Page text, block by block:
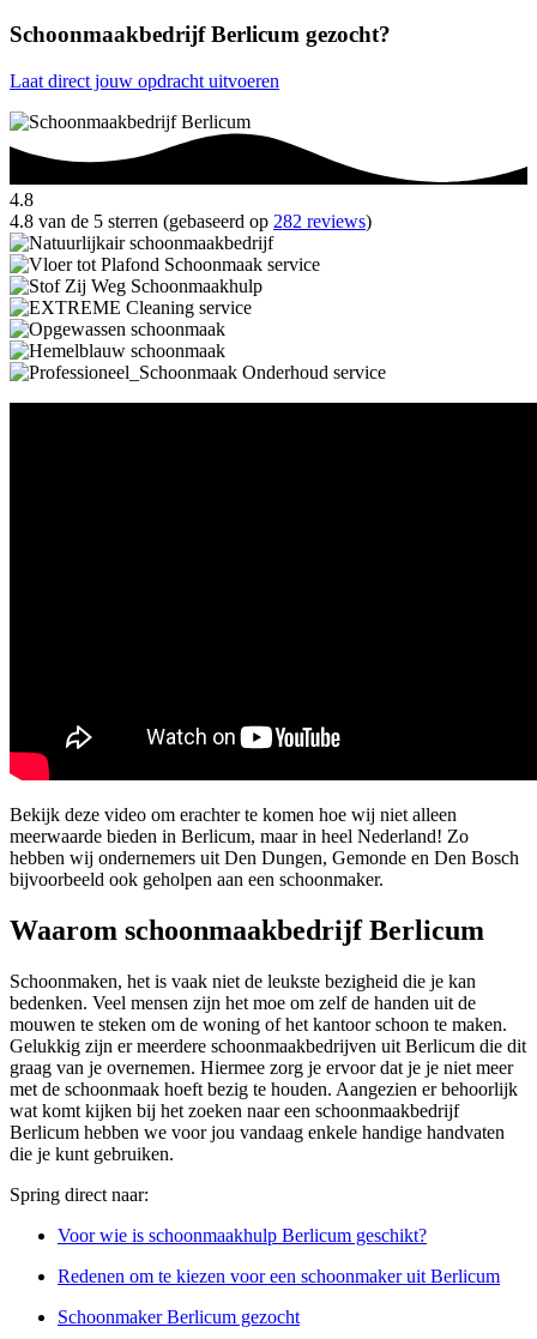
Schoonmaakbedrijf Berlicum gezocht?
Laat direct jouw opdracht uitvoeren
4.8
4.8 van de 5 sterren (gebaseerd op 282 reviews)
Bekijk deze video om erachter te komen hoe wij niet alleen
meerwaarde bieden in Berlicum, maar in heel Nederland! Zo
hebben wij ondernemers uit Den Dungen, Gemonde en Den Bosch
bijvoorbeeld ook geholpen aan een schoonmaker.
Waarom schoonmaakbedrijf Berlicum
Schoonmaken, het is vaak niet de leukste bezigheid die je kan
bedenken. Veel mensen zijn het moe om zelf de handen uit de
mouwen te steken om de woning of het kantoor schoon te maken.
Gelukkig zijn er meerdere schoonmaakbedrijven uit Berlicum die dit
graag van je overnemen. Hiermee zorg je ervoor dat je je niet meer
met de schoonmaak hoeft bezig te houden. Aangezien er behoorlijk
wat komt kijken bij het zoeken naar een schoonmaakbedrijf
Berlicum hebben we voor jou vandaag enkele handige handvaten
die je kunt gebruiken.
Spring direct naar:
Voor wie is schoonmaakhulp Berlicum geschikt?
Redenen om te kiezen voor een schoonmaker uit Berlicum
Schoonmaker Berlicum gezocht